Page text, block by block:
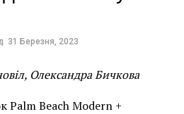
на новинках, при
только практику новых
показывая ранее
31 Березня, 2023
Олександра Бичкова
Beach Modern +